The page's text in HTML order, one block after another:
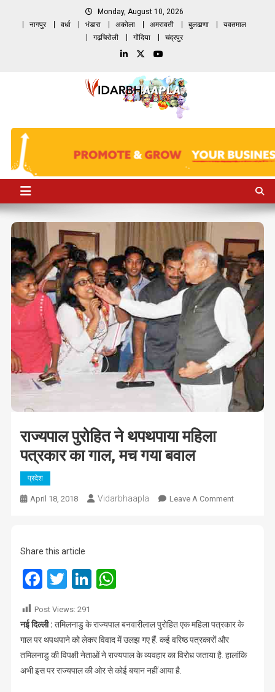
Monday, August 10, 2026
नागपुर
वर्धा भंडारा अकोला अमरावती बुलढाणा
यवतमाल
गढ़चिरोली
गोंदिया चंद्रपुर
राज्यपाल पुरोहित ने थपथपाया महिला
पत्रकार का गाल, मच गया बवाल
प्रदेश
April 18, 2018 Vidarbhaapla Leave A CommentOn
मच
बवाल
Share this article
Facebook
TwitterLinkedIn
WhatsApp
Post Views: 291
नई दिल्ली : तमिलनाडु के राज्यपाल बनवारीलाल पुरोहित एक महिला पत्रकार के
गाल पर थपथपाने को लेकर विवाद में उलझ गए हैं. कई वरिष्ठ पत्रकारों और
तमिलनाडु की विपक्षी नेताओं ने राज्यपाल के व्यवहार का विरोध जताया है. हालांकि
अभी इस पर राज्यपाल की ओर से कोई बयान नहीं आया है.